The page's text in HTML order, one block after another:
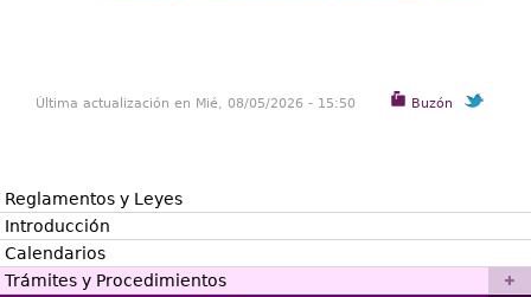
Buzón
Última actualización en Mié, 08/05/2026 - 15:50
Reglamentos y Leyes
Introducción
Calendarios
Trámites y Procedimientos